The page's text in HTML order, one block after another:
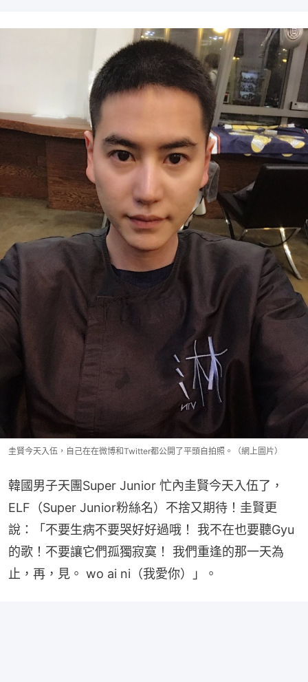
圭賢今天入伍，自己在在微博和Twitter都公開了平頭自拍照。（網上圖片）
韓國男子天團Super Junior 忙內圭賢今天入伍了，
ELF（Super Junior粉絲名）不捨又期待！圭賢更
說：「不要生病不要哭好好過哦！ 我不在也要聽Gyu
的歌！不要讓它們孤獨寂寞！ 我們重逢的那一天為
止，再，見。 wo ai ni（我愛你）」。